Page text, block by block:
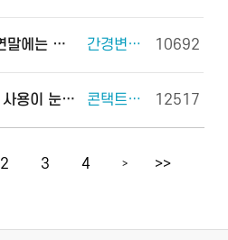
올해도 수고한 간, 연말에는 쉬게 해 주세요! 간경변증 외 3건 10692
콘택트렌즈, 올바른 사용이 눈 건강을 지킵니다! 콘택트렌즈 외 2건 12517
2 3 4 > >>